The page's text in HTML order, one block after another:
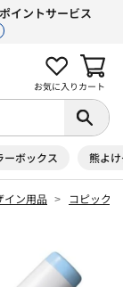
イントサービス
お気に入り カート
ーボックス 熊よ
イン用品 コピック